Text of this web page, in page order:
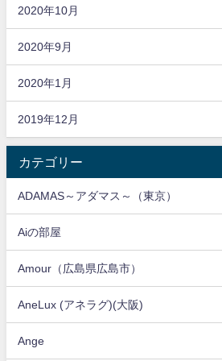
2020年10月
2020年9月
2020年1月
2019年12月
カテゴリー
ADAMAS～アダマス～（東京）
Aiの部屋
Amour（広島県広島市）
AneLux (アネラグ)(大阪)
Ange